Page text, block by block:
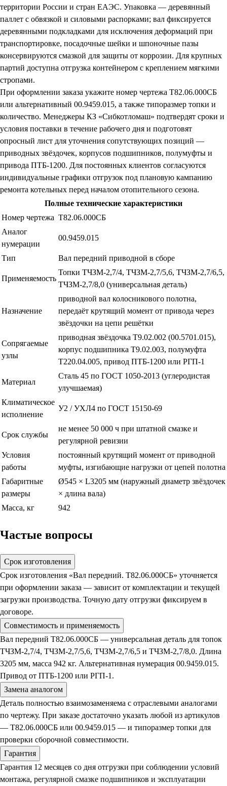
территории России и стран ЕАЭС. Упаковка — деревянный
паллет с обвязкой и силовыми распорками; вал фиксируется
деревянными подкладками для исключения деформаций при
транспортировке, посадочные шейки и шпоночные пазы
консервируются смазкой для защиты от коррозии. Для крупных
партий доступна отгрузка контейнером с креплением мягкими
стропами.
При оформлении заказа укажите номер чертежа Т82.06.000СБ
или альтернативный 00.9459.015, а также типоразмер топки и
количество. Менеджеры КЗ «Сибкотломаш» подтвердят сроки и
условия поставки в течение рабочего дня и подготовят
опросный лист для уточнения сопутствующих позиций —
приводных звёздочек, корпусов подшипников, полумуфты и
привода ПТБ-1200. Для постоянных клиентов согласуются
индивидуальные графики отгрузок под плановую кампанию
ремонта котельных перед началом отопительного сезона.
Полные технические характеристики
Номер чертежа Т82.06.000СБ
Аналог
нумерации
00.9459.015
Тип Вал передний приводной в сборе
Применяемость
Топки ТЧЗМ-2,7/4, ТЧЗМ-2,7/5,6, ТЧЗМ-2,7/6,5,
ТЧЗМ-2,7/8,0 (универсальная деталь)
Назначение
приводной вал колосникового полотна,
передаёт крутящий момент от привода через
звёздочки на цепи решётки
Сопрягаемые
узлы
приводная звёздочка Т9.02.002 (00.5701.015),
корпус подшипника Т9.02.003, полумуфта
Т220.04.005, привод ПТБ-1200 или РГП-1
Материал
Сталь 45 по ГОСТ 1050-2013 (углеродистая
улучшаемая)
Климатическое
исполнение
У2 / УХЛ4 по ГОСТ 15150-69
Срок службы
не менее 50 000 ч при штатной смазке и
регулярной ревизии
Условия
работы
постоянный крутящий момент от приводной
муфты, изгибающие нагрузки от цепей полотна
Габаритные
размеры
Ø545 × L3205 мм (наружный диаметр звёздочек
× длина вала)
Масса, кг
942
Частые вопросы
Срок изготовления
Срок изготовления «Вал передний. Т82.06.000СБ» уточняется
при оформлении заказа — зависит от комплектации и текущей
загрузки производства. Точную дату отгрузки фиксируем в
договоре.
Совместимость и применяемость
Вал передний Т82.06.000СБ — универсальная деталь для топок
ТЧЗМ-2,7/4, ТЧЗМ-2,7/5,6, ТЧЗМ-2,7/6,5 и ТЧЗМ-2,7/8,0. Длина
3205 мм, масса 942 кг. Альтернативная нумерация 00.9459.015.
Привод от ПТБ-1200 или РГП-1.
Замена аналогом
Деталь полностью взаимозаменяема с отраслевыми аналогами
по чертежу. При заказе достаточно указать любой из артикулов
— Т82.06.000СБ или 00.9459.015 — и типоразмер топки для
проверки сборочной совместимости.
Гарантия
Гарантия 12 месяцев со дня отгрузки при соблюдении условий
монтажа, регулярной смазке подшипников и эксплуатации